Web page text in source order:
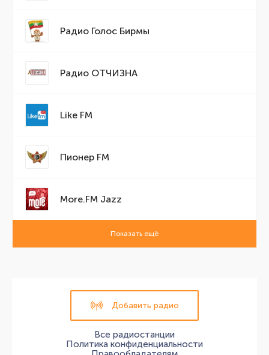
Радио Голос Бирмы
Радио ОТЧИЗНА
Like FM
Пионер FM
More.FM Jazz
Показать ещё
Добавить радио
Все радиостанции
Политика конфиденциальности